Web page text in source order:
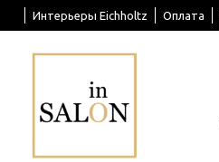
Интерьеры Eichholtz Оплата